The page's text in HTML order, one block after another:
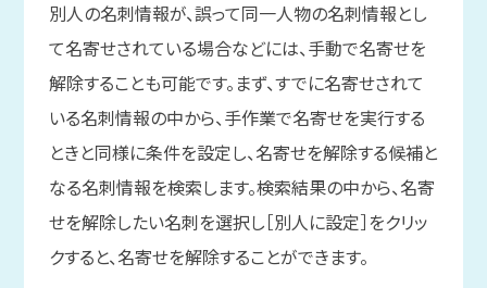
別人の名刺情報が、誤って同一人物の名刺情報とし
て名寄せされている場合などには、手動で名寄せを
解除することも可能です。まず、すでに名寄せされて
いる名刺情報の中から、手作業で名寄せを実行する
ときと同様に条件を設定し、名寄せを解除する候補と
なる名刺情報を検索します。検索結果の中から、名寄
せを解除したい名刺を選択し［別人に設定］をクリッ
クすると、名寄せを解除することができます。